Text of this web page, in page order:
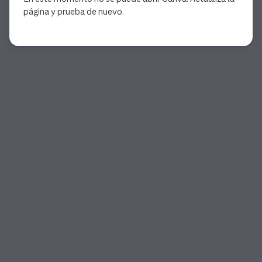
página y prueba de nuevo.